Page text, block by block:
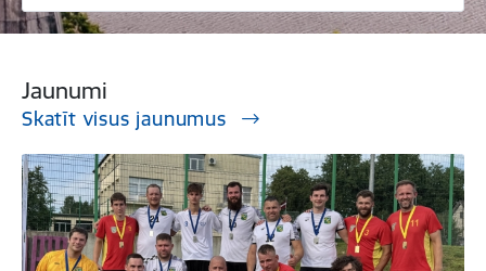
Jaunumi
Skatīt visus jaunumus